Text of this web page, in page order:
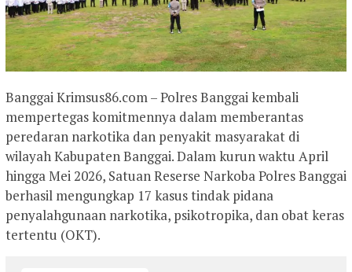
Banggai Krimsus86.com – Polres Banggai kembali
mempertegas komitmennya dalam memberantas
peredaran narkotika dan penyakit masyarakat di
wilayah Kabupaten Banggai. Dalam kurun waktu April
hingga Mei 2026, Satuan Reserse Narkoba Polres Banggai
berhasil mengungkap 17 kasus tindak pidana
penyalahgunaan narkotika, psikotropika, dan obat keras
tertentu (OKT).